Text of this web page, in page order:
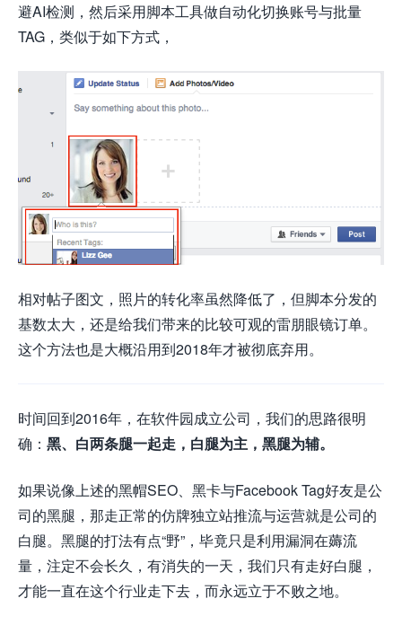
避AI检测，然后采用脚本工具做自动化切换账号与批量
TAG，类似于如下方式，
相对帖子图文，照片的转化率虽然降低了，但脚本分发的
基数太大，还是给我们带来的比较可观的雷朋眼镜订单。
这个方法也是大概沿用到2018年才被彻底弃用。
时间回到2016年，在软件园成立公司，我们的思路很明
确： 黑、白两条腿一起走，白腿为主，黑腿为辅。
如果说像上述的黑帽SEO、黑卡与Facebook Tag好友是公
司的黑腿，那走正常的仿牌独立站推流与运营就是公司的
白腿。黑腿的打法有点“野”，毕竟只是利用漏洞在薅流
量，注定不会长久，有消失的一天，我们只有走好白腿，
才能一直在这个行业走下去，而永远立于不败之地。